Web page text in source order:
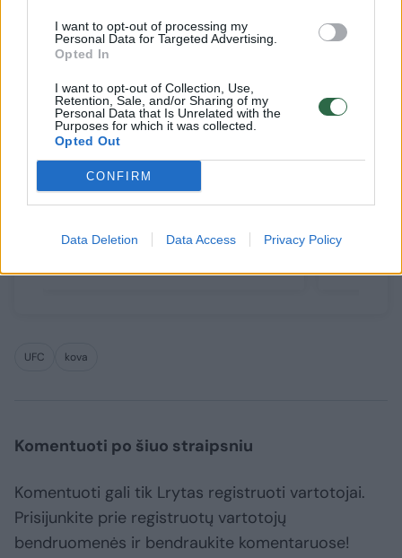
I want to opt-out of processing my
Personal Data for Targeted Advertising.
Opted In
I want to opt-out of Collection, Use,
Retention, Sale, and/or Sharing of my
Personal Data that Is Unrelated with the
Purposes for which it was collected.
Opted Out
CONFIRM
Data Deletion Data Access Privacy Policy
Lietuvos lengvosios atletikos
čempionate – sutriuškintas
pergalingas sugrįžimas
islandų
UFC kova
Komentuoti po šiuo straipsniu
Komentuoti gali tik Lrytas registruoti vartotojai.
Prisijunkite prie registruotų vartotojų
bendruomenės ir bendraukite komentaruose!